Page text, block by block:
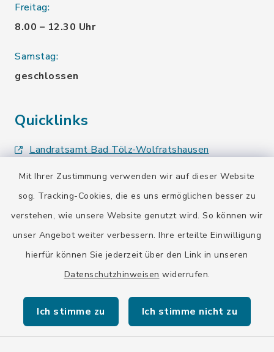
Mit Ihrer Zustimmung verwenden wir auf dieser Website
sog. Tracking-Cookies, die es uns ermöglichen besser zu
verstehen, wie unsere Website genutzt wird. So können wir
unser Angebot weiter verbessern. Ihre erteilte Einwilligung
hierfür können Sie jederzeit über den Link in unseren
Datenschutzhinweisen widerrufen.
Ich stimme zu Ich stimme nicht zu
Freitag:
8.00 – 12.30 Uhr
Samstag:
geschlossen
Quicklinks
Landratsamt Bad Tölz-Wolfratshausen
Bayern-Fahrplan
BayernPortal
Kontakt
Barrierefreiheit